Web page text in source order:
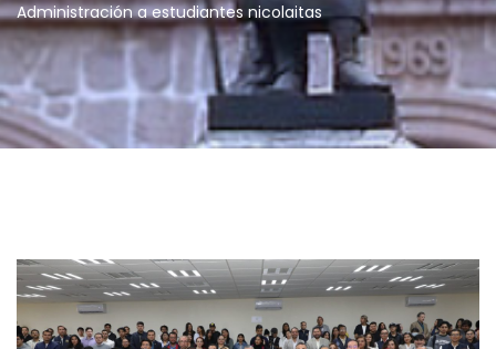
Administración a estudiantes nicolaitas